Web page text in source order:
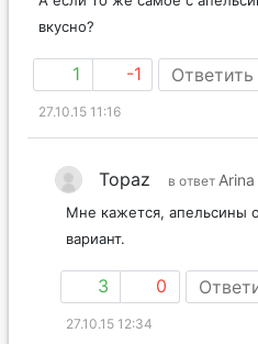
вкусно?
1 -1 Ответить
27.10.15 11:16
Topaz в ответ Arina
Мне кажется, апельсины
вариант.
3 0
27.10.15 12:34